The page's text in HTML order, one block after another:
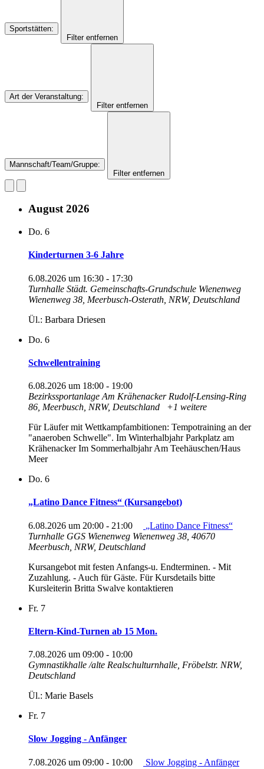
Sportstätten:
Filter entfernen
Art der Veranstaltung:
Filter entfernen
Mannschaft/Team/Gruppe:
Filter entfernen
August 2026
Do. 6
Kinderturnen 3-6 Jahre
6.08.2026 um 16:30 - 17:30
Turnhalle Städt. Gemeinschafts-Grundschule Wienenweg
Wienenweg 38, Meerbusch-Osterath, NRW, Deutschland
Ül.: Barbara Driesen
Do. 6
Schwellentraining
6.08.2026 um 18:00 - 19:00
Bezirkssportanlage Am Krähenacker Rudolf-Lensing-Ring
86, Meerbusch, NRW, Deutschland
+1 weitere
Für Läufer mit Wettkampfambitionen: Tempotraining an der
"anaeroben Schwelle". Im Winterhalbjahr Parkplatz am
Krähenacker Im Sommerhalbjahr Am Teehäuschen/Haus
Meer
Do. 6
„Latino Dance Fitness“ (Kursangebot)
6.08.2026 um 20:00 - 21:00
„Latino Dance Fitness“
Turnhalle GGS Wienenweg Wienenweg 38, 40670
Meerbusch, NRW, Deutschland
Kursangebot mit festen Anfangs-u. Endterminen. - Mit
Zuzahlung. - Auch für Gäste. Für Kursdetails bitte
Kursleiterin Britta Swalve kontaktieren
Fr. 7
Eltern-Kind-Turnen ab 15 Mon.
7.08.2026 um 09:00 - 10:00
Gymnastikhalle /alte Realschulturnhalle, Fröbelstr. NRW,
Deutschland
Ül.: Marie Basels
Fr. 7
Slow Jogging - Anfänger
7.08.2026 um 09:00 - 10:00
Slow Jogging - Anfänger